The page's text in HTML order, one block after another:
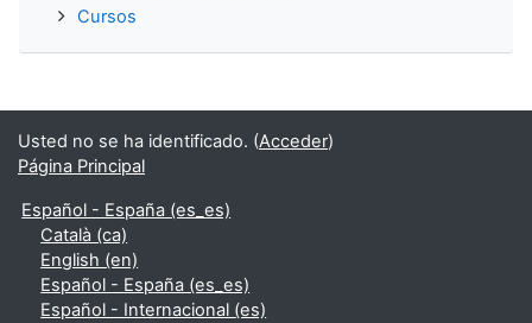
Cursos
Usted no se ha identificado. (Acceder)
Página Principal
Español - España ‎(es_es)‎
Català ‎(ca)‎
English ‎(en)‎
Español - España ‎(es_es)‎
Español - Internacional ‎(es)‎